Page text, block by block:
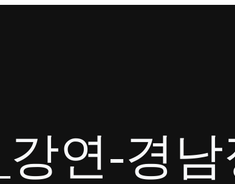
연-경남